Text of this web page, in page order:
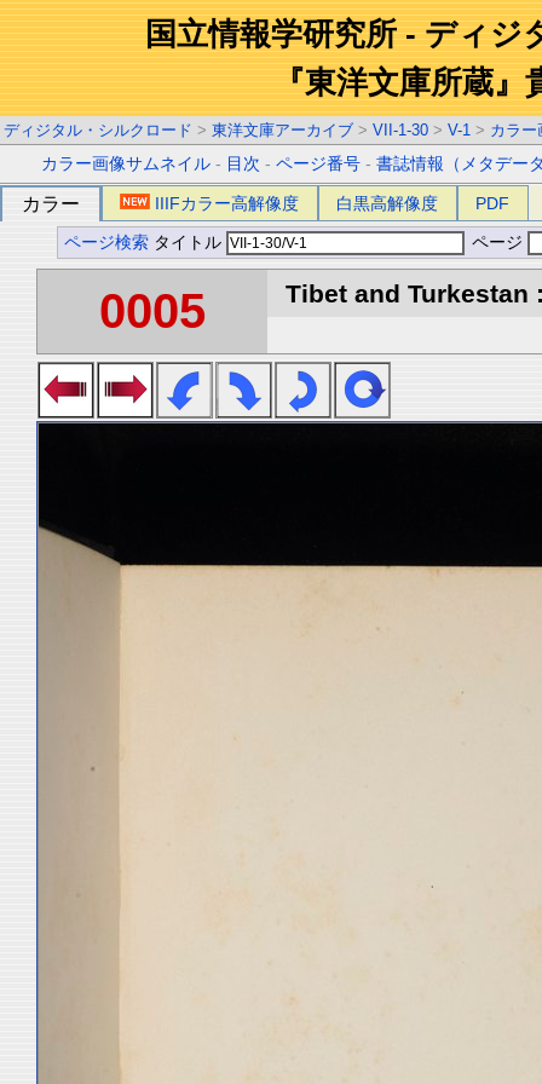
国立情報学研究所 - ディジ
『東洋文庫所蔵』
ディジタル・シルクロード > 東洋文庫アーカイブ > VII-1-30 > V-1 > カラー
カラー画像サムネイル - 目次 -ページ番号 -書誌情報（メタデー
カラー IIIFカラー高解像度 白黒高解像度 PDF
ページ検索 タイトル ページ
0005 Tibet and Turkestan